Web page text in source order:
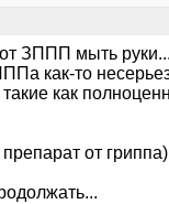
от ЗППП мыть
как-то
как
от гриппа)